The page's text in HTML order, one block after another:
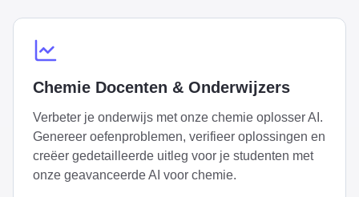
Chemie Docenten & Onderwijzers
Verbeter je onderwijs met onze chemie oplosser AI.
Genereer oefenproblemen, verifieer oplossingen en
creëer gedetailleerde uitleg voor je studenten met
onze geavanceerde AI voor chemie.